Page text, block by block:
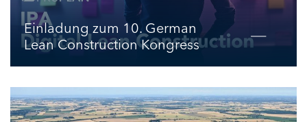
Einladung zum 10. German
Lean Construction Kongress